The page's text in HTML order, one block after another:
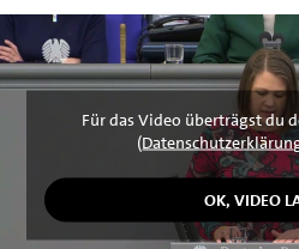
Für das Video überträgst du
(